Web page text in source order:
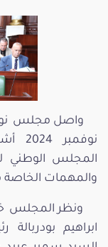
المجلس الوطني
والمهمات الخاصة
ونظر المجلس
ابراهيم